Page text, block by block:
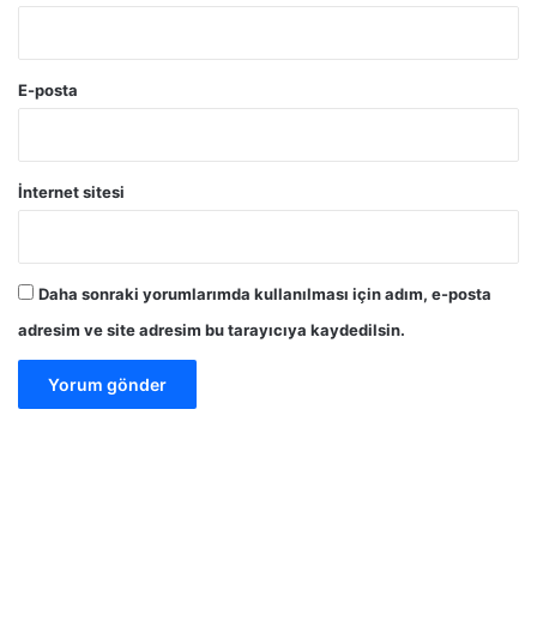
E-posta
İnternet sitesi
Daha sonraki yorumlarımda kullanılması için adım, e-posta
adresim ve site adresim bu tarayıcıya kaydedilsin.